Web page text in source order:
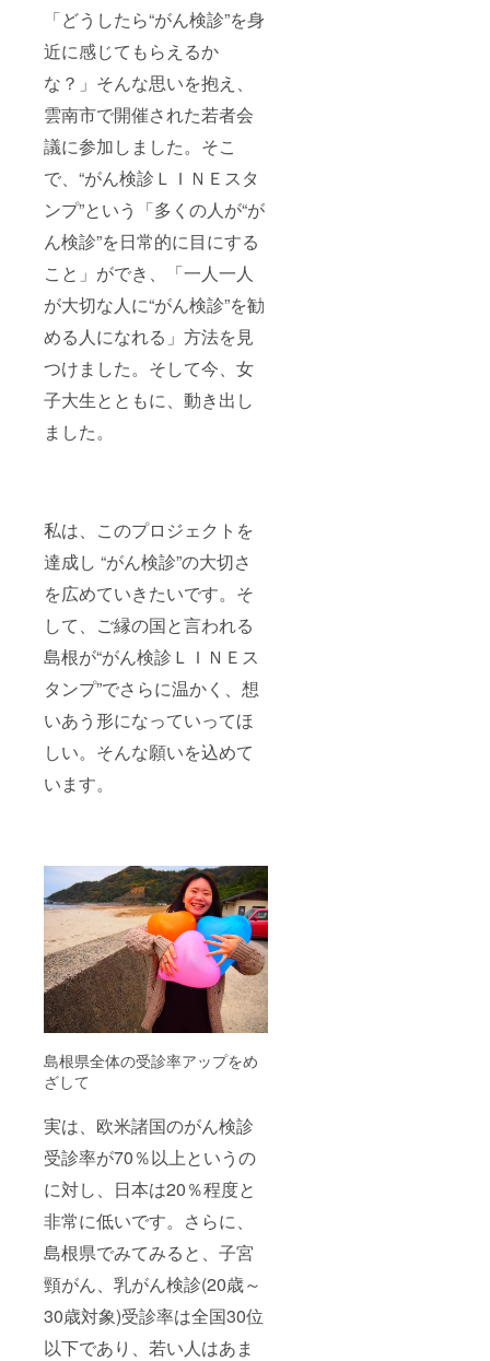
「どうしたら“がん検診”を身
近に感じてもらえるか
な？」そんな思いを抱え、
雲南市で開催された若者会
議に参加しました。そこ
で、“がん検診ＬＩＮＥスタ
ンプ”という「多くの人が“が
ん検診”を日常的に目にする
こと」ができ、「一人一人
が大切な人に“がん検診”を勧
める人になれる」方法を見
つけました。そして今、女
子大生とともに、動き出し
ました。
私は、このプロジェクトを
達成し “がん検診”の大切さ
を広めていきたいです。そ
して、ご縁の国と言われる
島根が“がん検診ＬＩＮＥス
タンプ”でさらに温かく、想
いあう形になっていってほ
しい。そんな願いを込めて
います。
島根県全体の受診率アップをめ
ざして
実は、欧米諸国のがん検診
受診率が70％以上というの
に対し、日本は20％程度と
非常に低いです。さらに、
島根県でみてみると、子宮
頸がん、乳がん検診(20歳～
30歳対象)受診率は全国30位
以下であり、若い人はあま